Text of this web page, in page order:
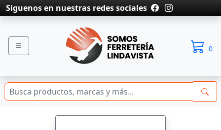
Siguenos en nuestras redes sociales
0